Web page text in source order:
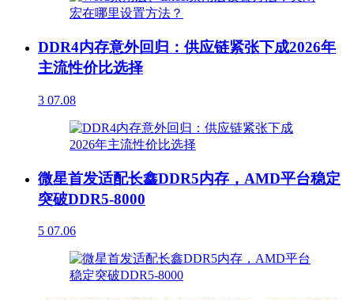
DDR4内存意外回归：供应链紧张下成2026年
主流性价比选择
3 07.08
微星首发适配长鑫DDR5内存，AMD平台稳定
突破DDR5-8000
5 07.06